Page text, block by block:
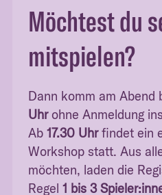
Möchtest du
mitspielen?
Dann komm am
Uhrohne Anmeldung
Ab17.30 Uhrfindet ein
Workshop statt. Aus
möchten, laden die
Regel1 bis 3